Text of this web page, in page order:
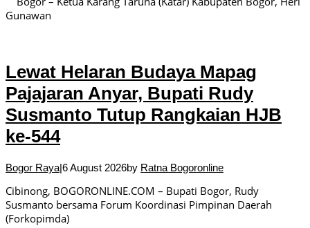
Gunawan
Lewat Helaran Budaya Mapag
Pajajaran Anyar, Bupati Rudy
Susmanto Tutup Rangkaian HJB
ke-544
Bogor Raya|6 August 2026by Ratna Bogoronline
Cibinong, BOGORONLINE.COM – Bupati Bogor, Rudy
Susmanto bersama Forum Koordinasi Pimpinan Daerah
(Forkopimda)